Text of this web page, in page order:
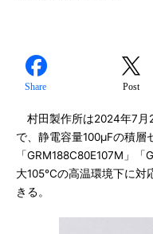
Share Post
村田製作所は2024年7月
で、静電容量100μFの積層
「GRM188C80E107M」
大105℃の高温環境下に対
きる。